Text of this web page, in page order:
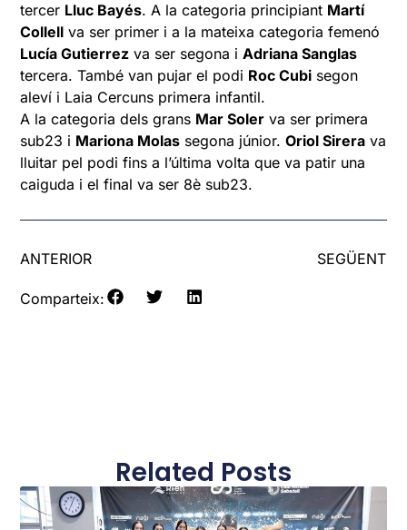
tercer Lluc Bayés. A la categoria principiant Martí
Collell va ser primer i a la mateixa categoria femenó
Lucía Gutierrez va ser segona iAdriana Sanglas
tercera. També van pujar el podi Roc Cubi segon
aleví i Laia Cercuns primera infantil.
A la categoria dels grans Mar Soler va ser primera
sub23 i Mariona Molas segona júnior.Oriol Sirera va
lluitar pel podi fins a l’última volta que va patir una
caiguda i el final va ser 8è sub23.
ANTERIOR SEGÜENT
Comparteix:
Related Posts